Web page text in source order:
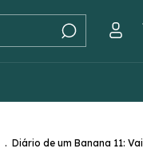
. Diário de um Banana 11: Vai